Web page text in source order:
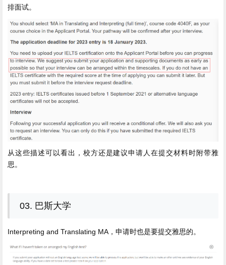
排面试。
从这些描述可以看出，校方还是建议申请人在提交材料时附带雅
思。
03. 巴斯大学
Interpreting and Translating MA，申请时也是要提交雅思的。